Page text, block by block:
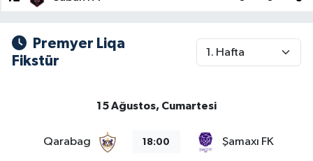
Premyer Liqa
Fikstür
15 Ağustos, Cumartesi
Qarabag 18:00 Şamaxı FK